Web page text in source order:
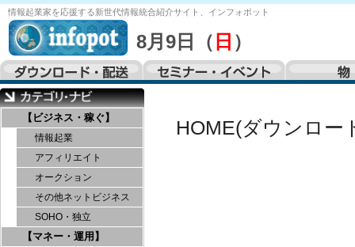
情報起業家を応援する新世代情報統合紹介サイト、 インフォポット
8月9日（ 日 ）
【ビジネス・稼ぐ】
情報起業
アフィリエイト
オークション
その他ネットビジネス
SOHO・独立
【マネー・運用】
HOME(ダウンロー